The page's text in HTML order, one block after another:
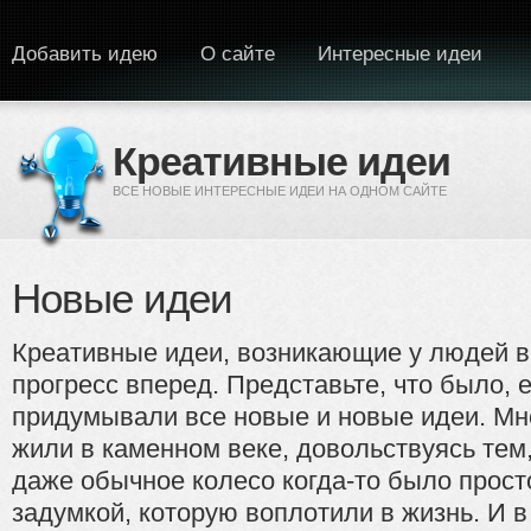
Креативные идеи
ВСЕ НОВЫЕ ИНТЕРЕСНЫЕ ИДЕИ НА ОДНОМ САЙТЕ
Добавить идею О сайте Интересные идеи
Новые идеи
Креативные идеи, возникающие у людей
прогресс вперед. Представьте, что
придумывали все новые и новые идеи.
жили в каменном веке, довольствуясь
даже обычное колесо когда-то было
задумкой, которую воплотили в жизнь. И